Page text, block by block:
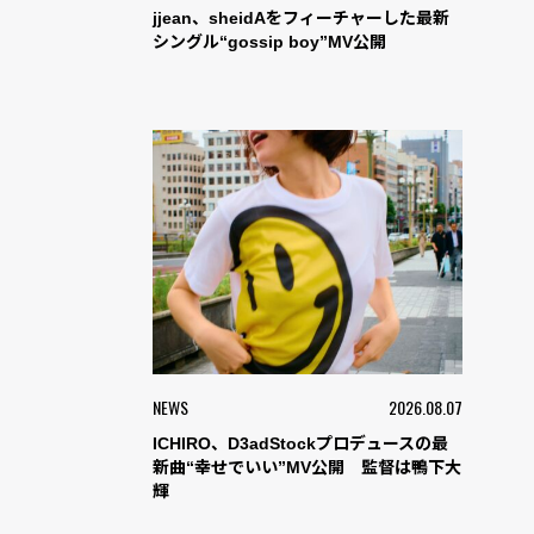
jjean、sheidAをフィーチャーした最新
シングル“gossip boy”MV公開
NEWS 2026.08.07
ICHIRO、D3adStockプロデュースの最
新曲“幸せでいい”MV公開 監督は鴨下大
輝